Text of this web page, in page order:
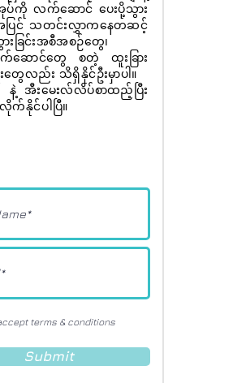
ပ်ကို လက်ဆောင် ပေးပို့သွား
အပြင် သတင်းလွှာကနေတဆင့်
းခြင်းအစီအစဉ်တွေ၊
က်ဆောင်တွေ စတဲ့ ထူးခြား
တွေလည်း သိရှိနိုင်ဦးမှာပါ။
နဲ့ အီးမေးလ်လိပ်စာထည့်ပြီး
လိုက်နိုင်ပါပြီ။
terms & conditions
Submit